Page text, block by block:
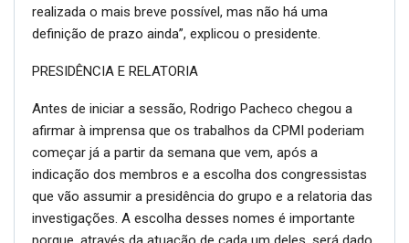
realizada o mais breve possível, mas não há uma
definição de prazo ainda”, explicou o presidente.
PRESIDÊNCIA E RELATORIA
Antes de iniciar a sessão, Rodrigo Pacheco chegou a
afirmar à imprensa que os trabalhos da CPMI poderiam
começar já a partir da semana que vem, após a
indicação dos membros e a escolha dos congressistas
que vão assumir a presidência do grupo e a relatoria das
investigações. A escolha desses nomes é importante